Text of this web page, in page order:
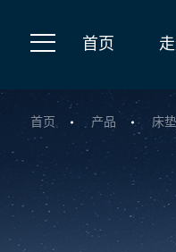
首页
首页 产品 床垫